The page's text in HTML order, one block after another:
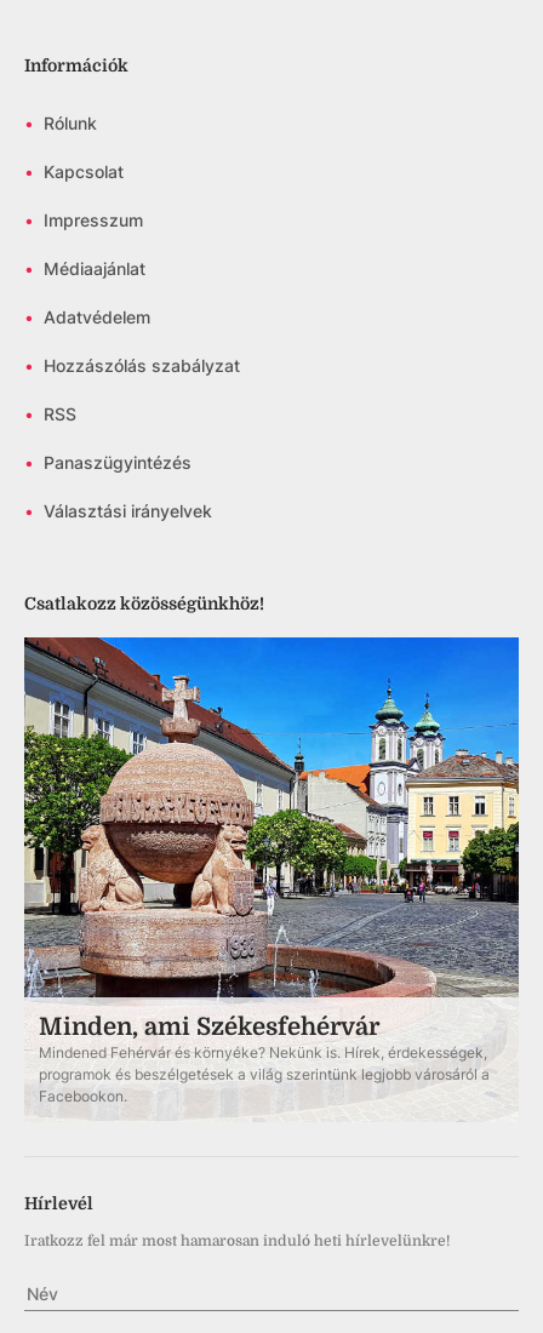
Információk
• Rólunk
• Kapcsolat
• Impresszum
• Médiaajánlat
• Adatvédelem
• Hozzászólás szabályzat
• RSS
• Panaszügyintézés
• Választási irányelvek
Csatlakozz közösségünkhöz!
Minden, ami Székesfehérvár
Mindened Fehérvár és környéke? Nekünk is. Hírek, érdekességek,
programok és beszélgetések a világ szerintünk legjobb városáról a
Facebookon.
Hírlevél
Iratkozz fel már most hamarosan induló heti hírlevelünkre!